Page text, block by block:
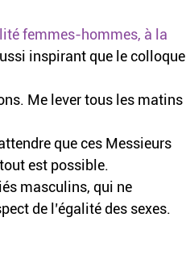
femmes-hommes, à la
inspirant que le colloque
Me lever tous les matins
que ces Messieurs
est possible.
masculins, qui ne
de l’égalité des sexes.